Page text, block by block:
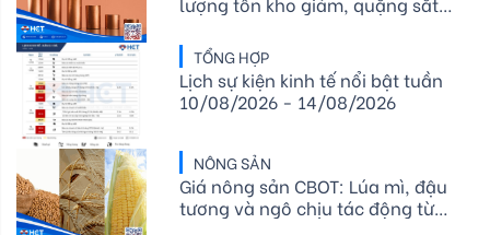
mức thấp nhất trong hơn một năm
TỔNG HỢP
Lịch sự kiện kinh tế nổi bật tuần
10/08/2026 - 14/08/2026
NÔNG SẢN
Giá nông sản CBOT: Lúa mì, đậu
tương và ngô chịu tác động từ